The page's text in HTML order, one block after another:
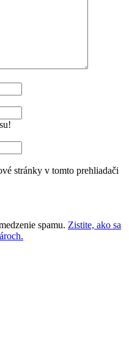
stránky v tomto prehliadači
spamu. Zistite, ako sa